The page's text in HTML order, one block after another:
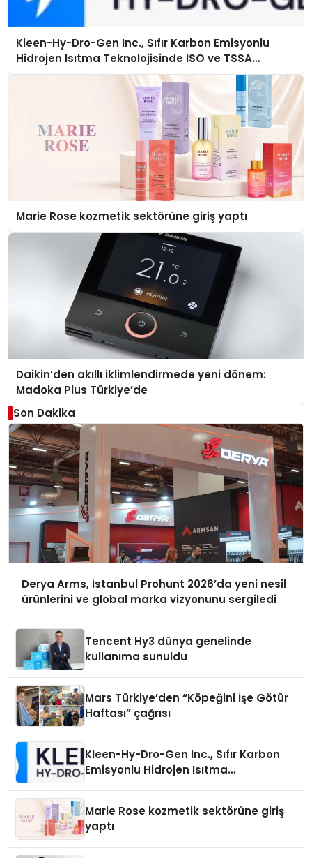
Kleen-Hy-Dro-Gen Inc., Sıfır Karbon Emisyonlu
Hidrojen Isıtma Teknolojisinde ISO ve TSSA
Düzenleyici Onaylarını Aldı
Marie Rose kozmetik sektörüne giriş yaptı
Daikin’den akıllı iklimlendirmede yeni dönem:
Madoka Plus Türkiye’de
Son Dakika
Derya Arms, İstanbul Prohunt 2026’da yeni nesil
ürünlerini ve global marka vizyonunu sergiledi
Tencent Hy3 dünya genelinde
kullanıma sunuldu
Mars Türkiye’den “Köpeğini İşe Götür
Haftası” çağrısı
Kleen-Hy-Dro-Gen Inc., Sıfır Karbon
Emisyonlu Hidrojen Isıtma
Marie Rose kozmetik sektörüne giriş
yaptı